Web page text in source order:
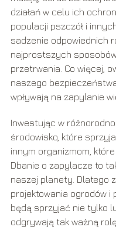
działań w celu ich
populacji pszczół i
sadzenie odpowiednich
najprostszych
przetrwania. Co więcej,
naszego
wpływają na zapylanie
Inwestując w
środowisko, które
innym organizmom,
Dbanie o zapylacze to
naszej planety. Dlatego
projektowania ogrodów
będą sprzyjać nie tylko
odgrywają tak ważną